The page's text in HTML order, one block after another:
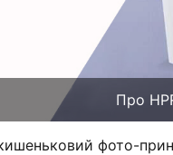
Про
фото-